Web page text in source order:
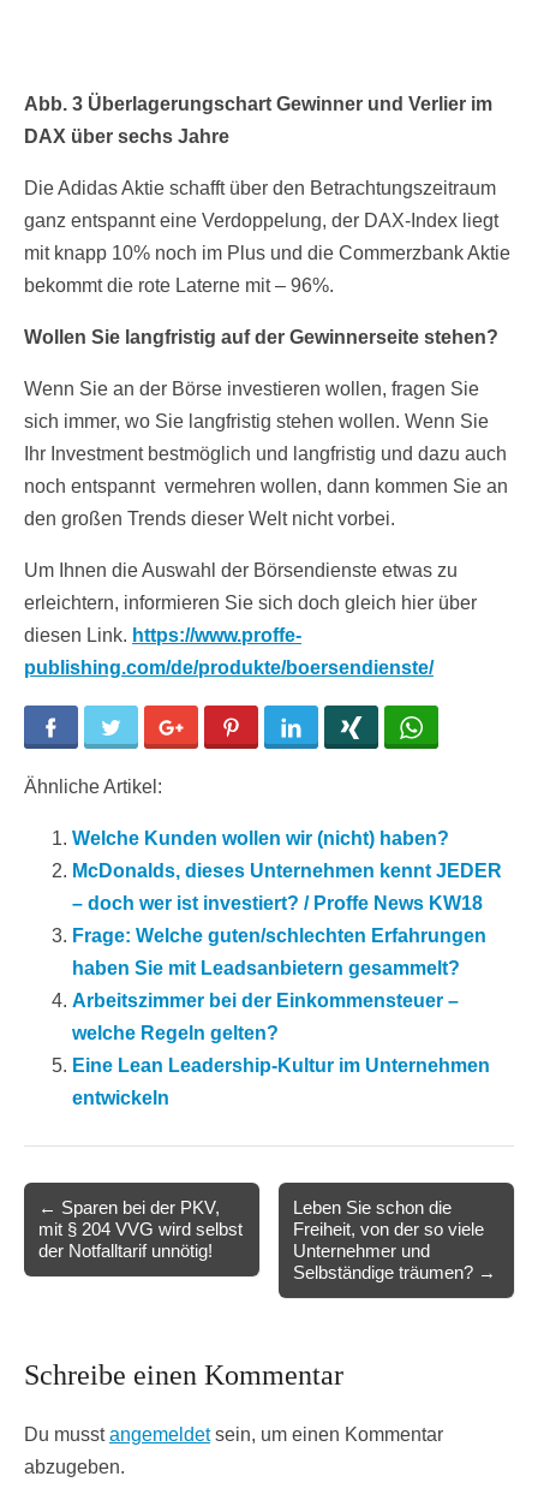
Abb. 3 Überlagerungschart Gewinner und Verlier im
DAX über sechs Jahre
Die Adidas Aktie schafft über den Betrachtungszeitraum
ganz entspannt eine Verdoppelung, der DAX-Index liegt
mit knapp 10% noch im Plus und die Commerzbank Aktie
bekommt die rote Laterne mit – 96%.
Wollen Sie langfristig auf der Gewinnerseite stehen?
Wenn Sie an der Börse investieren wollen, fragen Sie
sich immer, wo Sie langfristig stehen wollen. Wenn Sie
Ihr Investment bestmöglich und langfristig und dazu auch
noch entspannt vermehren wollen, dann kommen Sie an
den großen Trends dieser Welt nicht vorbei.
Um Ihnen die Auswahl der Börsendienste etwas zu
erleichtern, informieren Sie sich doch gleich hier über
diesen Link. https://www.proffe-
publishing.com/de/produkte/boersendienste/
Facebook Twitter Google+ Pinterest LinkedIn
Ähnliche Artikel:
Welche Kunden wollen wir (nicht) haben?
McDonalds, dieses Unternehmen kennt JEDER
– doch wer ist investiert? / Proffe News KW18
Frage: Welche guten/schlechten Erfahrungen
haben Sie mit Leadsanbietern gesammelt?
Arbeitszimmer bei der Einkommensteuer –
welche Regeln gelten?
Eine Lean Leadership-Kultur im Unternehmen
entwickeln
navigation
← Sparen bei der PKV,
mit § 204 VVG wird selbst
der Notfalltarif unnötig!
Leben Sie schon die
Freiheit, von der so viele
Unternehmer und
Selbständige träumen? →
Schreibe einen Kommentar
Du musstangemeldetsein, um einen Kommentar
abzugeben.